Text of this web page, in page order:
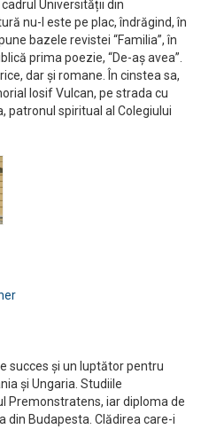
Universității din
nu-I este pe plac, îndrăgind, în
bazele revistei “Familia”, în
prima poezie, “De-aș avea”.
dar și romane. În cinstea sa,
Iosif Vulcan, pe strada cu
patronul spiritual al Colegiului
succes și un luptător pentru
și Ungaria. Studiile
Premonstratens, iar diploma de
din Budapesta. Clădirea care-i